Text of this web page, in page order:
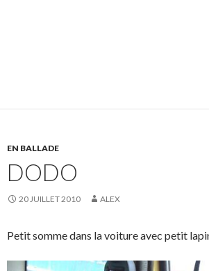
EN BALLADE
DODO
20 JUILLET 2010 ALEX
Petit somme dans la voiture avec petit